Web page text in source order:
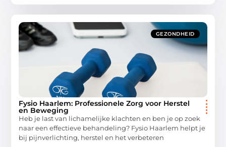
GEZONDHEID
Fysio Haarlem: Professionele Zorg voor Herstel
en Beweging
Heb je last van lichamelijke klachten en ben je op zoek
naar een effectieve behandeling? Fysio Haarlem helpt je
bij pijnverlichting, herstel en het verbeteren